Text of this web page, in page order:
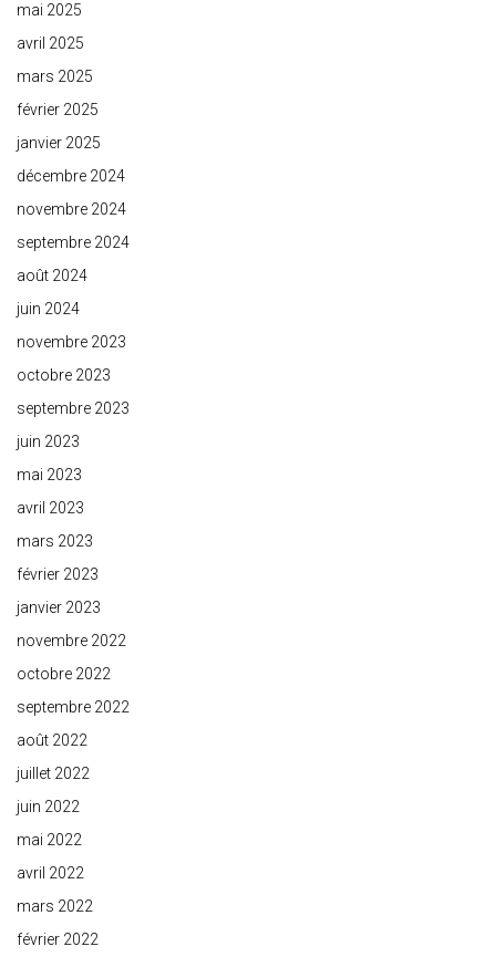
mai 2025
avril 2025
mars 2025
février 2025
janvier 2025
décembre 2024
novembre 2024
septembre 2024
août 2024
juin 2024
novembre 2023
octobre 2023
septembre 2023
juin 2023
mai 2023
avril 2023
mars 2023
février 2023
janvier 2023
novembre 2022
octobre 2022
septembre 2022
août 2022
juillet 2022
juin 2022
mai 2022
avril 2022
mars 2022
février 2022